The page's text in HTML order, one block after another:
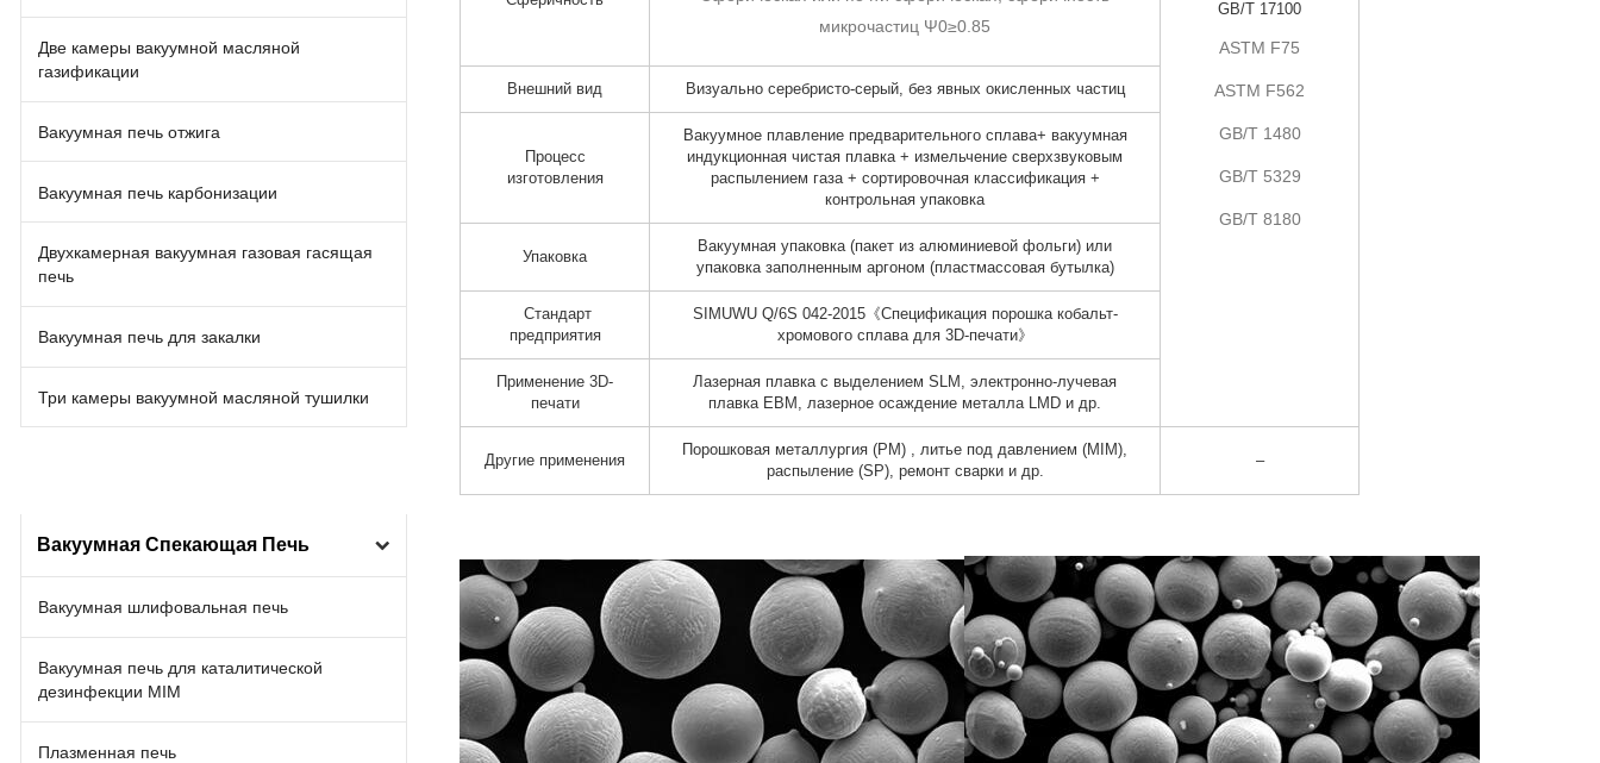
Две камеры вакуумной масляной
газификации
Вакуумная печь отжига
Вакуумная печь карбонизации
Двухкамерная вакуумная газовая гасящая
печь
Вакуумная печь для закалки
Три камеры вакуумной масляной тушилки
Вакуумная Спекающая Печь
Вакуумная шлифовальная печь
Вакуумная печь для каталитической
дезинфекции MIM
Плазменная печь
GB/T 17100
ASTM F75
ASTM F562
GB/T 1480
GB/T 5329
GB/T 8180
микрочастиц Ψ0≥0.85
Внешний вид Визуально серебристо-серый, без явных окисленных частиц
Процесс
изготовления
Вакуумное плавление предварительного сплава+ вакуумная
индукционная чистая плавка + измельчение сверхзвуковым
распылением газа + сортировочная классификация +
контрольная упаковка
Упаковка
Вакуумная упаковка (пакет из алюминиевой фольги) или
упаковка заполненным аргоном (пластмассовая бутылка)
Стандарт
предприятия
SIMUWU Q/6S 042-2015《Спецификация порошка кобальт-
хромового сплава для 3D-печати》
Применение 3D-
печати
Лазерная плавка с выделением SLM, электронно-лучевая
плавка EBM, лазерное осаждение металла LMD и др.
Другие применения
Порошковая металлургия (PM) , литье под давлением (MIM),
распыление (SP), ремонт сварки и др.
–